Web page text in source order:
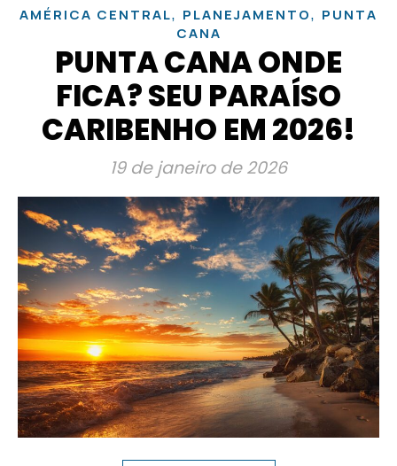
AMÉRICA CENTRAL, PLANEJAMENTO, PUNTA
CANA
PUNTA CANA ONDE
FICA? SEU PARAÍSO
CARIBENHO EM 2026!
19 de janeiro de 2026